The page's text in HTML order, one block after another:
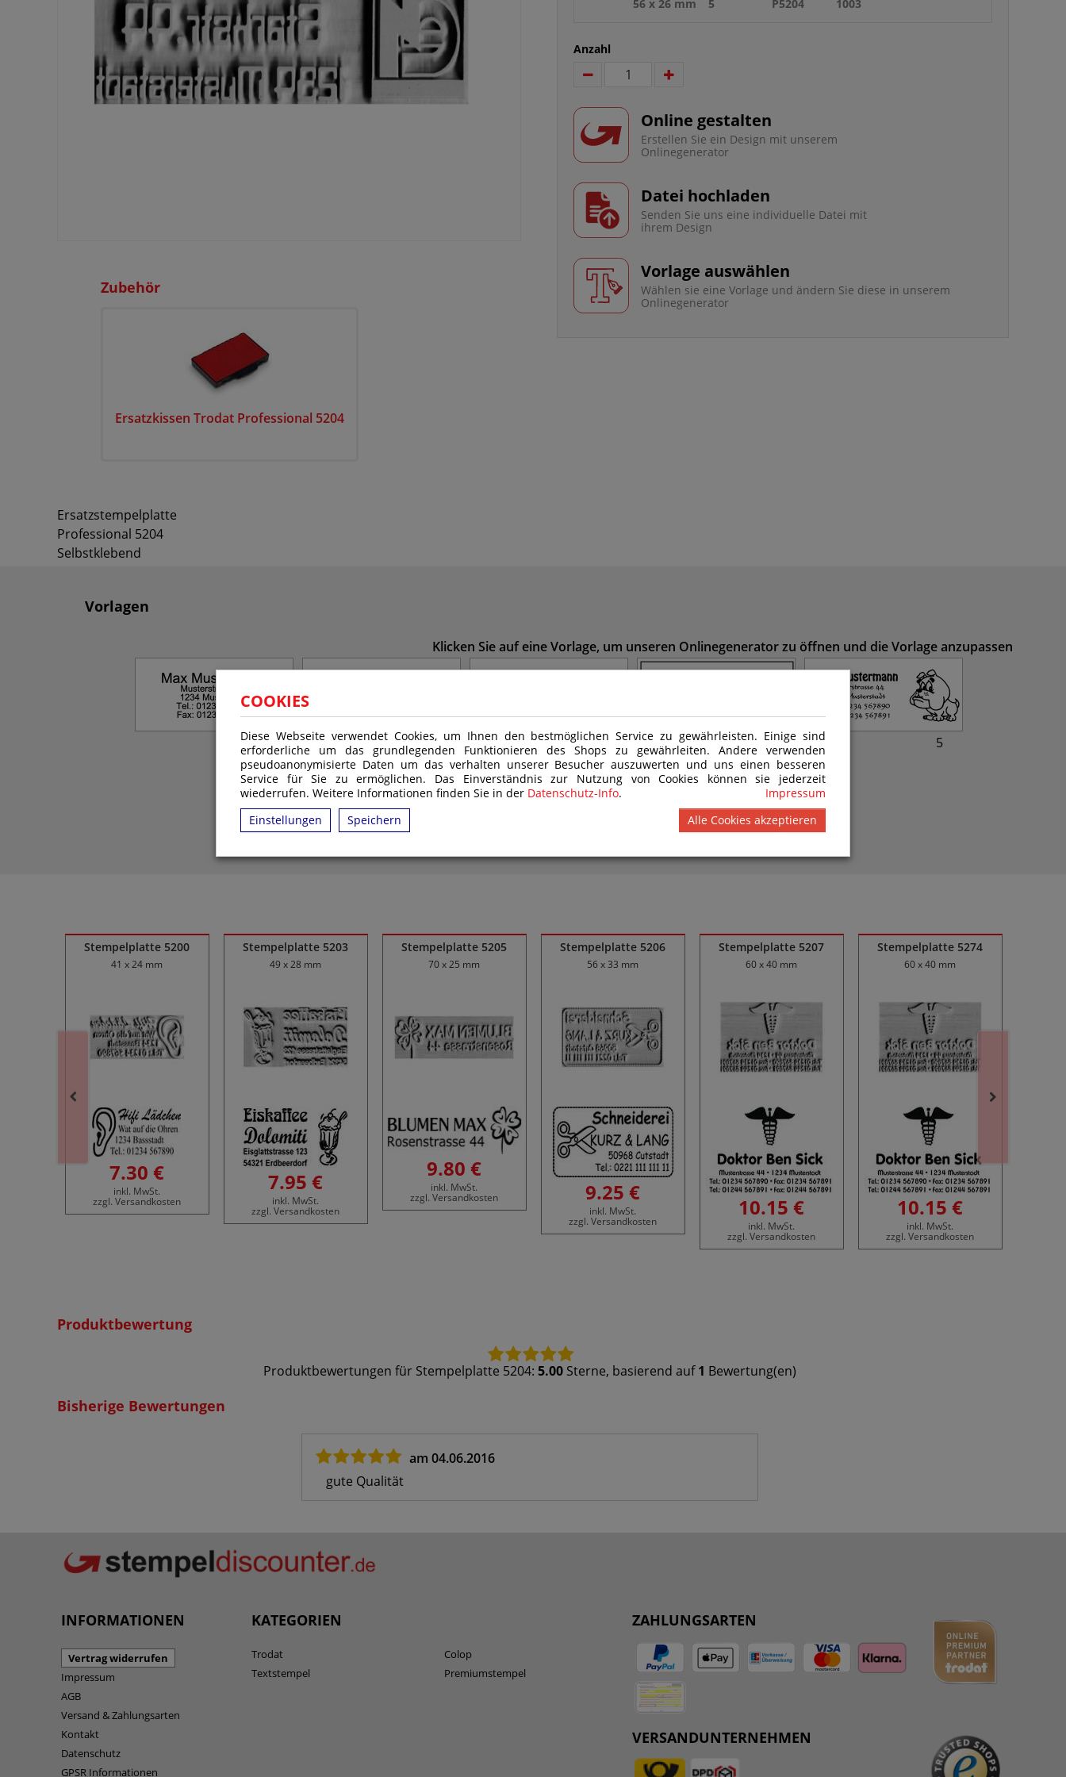
COOKIES
Diese Webseite verwendet Cookies, um Ihnen den bestmöglichen Service zu gewährleisten. Einige sind
erforderliche um das grundlegenden Funktionieren des Shops zu gewährleiten. Andere verwenden
pseudoanonymisierte Daten um das verhalten unserer Besucher auszuwerten und uns einen besseren
Service für Sie zu ermöglichen. Das Einverständnis zur Nutzung von Cookies können sie jederzeit
wiederrufen. Weitere Informationen finden Sie in der Datenschutz-Info.
Impressum
Einstellungen
Speichern Alle Cookies akzeptieren
Zubehör
Ersatzkissen Trodat Professional 5204
56 x 26 mm
5
P5204
1003
Anzahl
Online gestalten
Erstellen Sie ein Design mit unserem
Onlinegenerator
Datei hochladen
Senden Sie uns eine individuelle Datei mit
ihrem Design
Vorlage auswählen
Wählen sie eine Vorlage und ändern Sie diese in unserem
Onlinegenerator
Ersatzstempelplatte
Professional 5204
Selbstklebend
Vorlagen
Klicken Sie auf eine Vorlage, um unseren Onlinegenerator zu öffnen und die Vorlage anzupassen
1 2 3 4 5
Stempelplatte 5200
41 x 24 mm
7.30 €
inkl. MwSt.
zzgl. Versandkosten
Stempelplatte 5203
49 x 28 mm
7.95 €
inkl. MwSt.
zzgl. Versandkosten
Stempelplatte 5205
70 x 25 mm
9.80 €
inkl. MwSt.
zzgl. Versandkosten
Stempelplatte 5206
56 x 33 mm
9.25 €
inkl. MwSt.
zzgl. Versandkosten
Stempelplatte 5207
60 x 40 mm
10.15 €
inkl. MwSt.
zzgl. Versandkosten
Stempelplatte 5274
60 x 40 mm
10.15 €
inkl. MwSt.
zzgl. Versandkosten
Produktbewertung
Produktbewertungen für Stempelplatte 5204: 5.00 Sterne, basierend auf1 Bewertung(en)
Bisherige Bewertungen
am 04.06.2016
gute Qualität
INFORMATIONEN
Vertrag widerrufen
Impressum
AGB
Versand & Zahlungsarten
Kontakt
Datenschutz
GPSR Informationen
KATEGORIEN
Trodat
Textstempel
Colop
Premiumstempel
ZAHLUNGSARTEN
VERSANDUNTERNEHMEN